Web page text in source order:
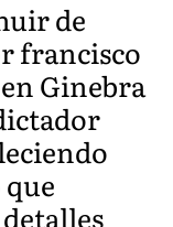
de
francisco
Ginebra